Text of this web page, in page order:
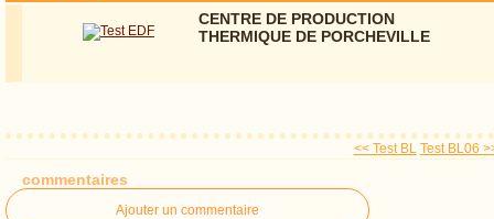
CENTRE DE PRODUCTION
THERMIQUE DE PORCHEVILLE
<< Test BL Test BL06
commentaires
Ajouter un commentaire